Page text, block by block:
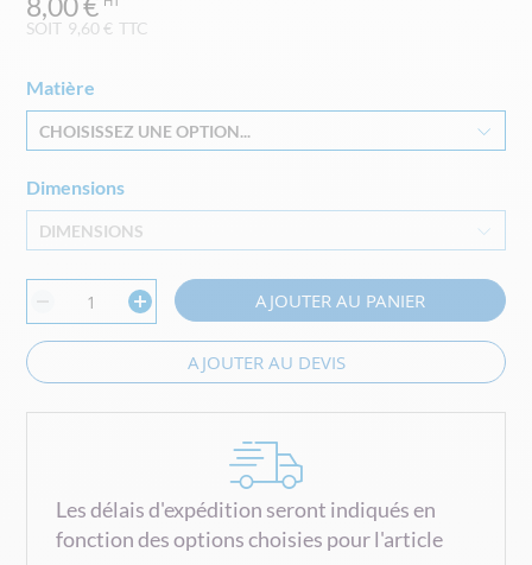
SOIT 9,60 € TTC
Matière
CHOISISSEZ UNE OPTION...
Dimensions
DIMENSIONS
AJOUTER AU PANIER
AJOUTER AU DEVIS
Les délais d'expédition seront indiqués en
fonction des options choisies pour l'article
the
the
gallery